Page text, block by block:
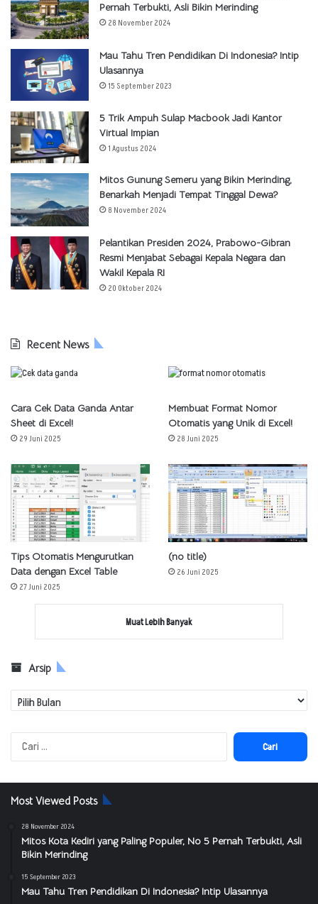
Pernah Terbukti, Asli Bikin Merinding
28 November 2024
Mau Tahu Tren Pendidikan Di Indonesia? Intip
Ulasannya
15 September 2023
5 Trik Ampuh Sulap Macbook Jadi Kantor
Virtual Impian
1 Agustus 2024
Mitos Gunung Semeru yang Bikin Merinding,
Benarkah Menjadi Tempat Tinggal Dewa?
8 November 2024
Pelantikan Presiden 2024, Prabowo-Gibran
Resmi Menjabat Sebagai Kepala Negara dan
Wakil Kepala RI
20 Oktober 2024
Recent News
Cara Cek Data Ganda Antar
Sheet di Excel!
29 Juni 2025
Membuat Format Nomor
Otomatis yang Unik di Excel!
28 Juni 2025
Tips Otomatis Mengurutkan
Data dengan Excel Table
27 Juni 2025
(no title)
26 Juni 2025
Muat Lebih Banyak
Arsip
Cari
untuk:
Most Viewed Posts
28 November 2024
Mitos Kota Kediri yang Paling Populer, No 5 Pernah Terbukti, Asli
Bikin Merinding
15 September 2023
Mau Tahu Tren Pendidikan Di Indonesia? Intip Ulasannya